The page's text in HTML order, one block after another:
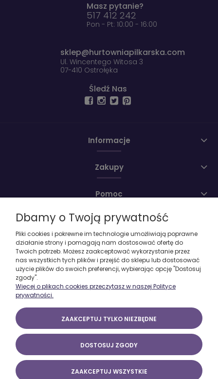
Masz pytanie?
517 412 242
Pon - Pt: 10:00 - 16:00
sklep@hurtowniapilkarska.com
Ul. Wincentego Witosa 3
07-410 Ostrołęka
Śledź Nas
Informacje
Zakupy
Pomoc
Moje konto
O firmie
Dbamy o Twoją prywatność
Pliki cookies i pokrewne im technologie umożliwiają poprawne
działanie strony i pomagają nam dostosować ofertę do
Twoich potrzeb. Możesz zaakceptować wykorzystanie przez
nas wszystkich tych plików i przejść do sklepu lub dostosować
użycie plików do swoich preferencji, wybierając opcję "Dostosuj
zgody".
Więcej o plikach cookies przeczytasz w naszej Polityce
prywatności.
ZAAKCEPTUJ TYLKO NIEZBĘDNE
DOSTOSUJ ZGODY
ZAAKCEPTUJ WSZYSTKIE